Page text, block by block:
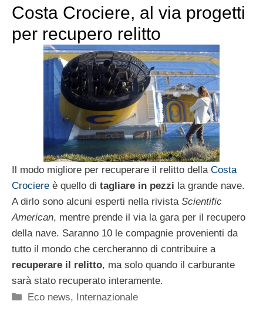
Costa Crociere, al via progetti
per recupero relitto
Il modo migliore per recuperare il relitto della Costa
Crociere è quello di tagliare in pezzi la grande nave.
A dirlo sono alcuni esperti nella rivista Scientific
American, mentre prende il via la gara per il recupero
della nave. Saranno 10 le compagnie provenienti da
tutto il mondo che cercheranno di contribuire a
recuperare il relitto, ma solo quando il carburante
sarà stato recuperato interamente.
Categorie
Eco news, Internazionale